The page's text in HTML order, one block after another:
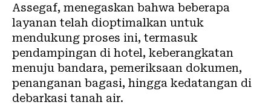
Assegaf, menegaskan bahwa beberapa
layanan telah dioptimalkan untuk
mendukung proses ini, termasuk
pendampingan di hotel, keberangkatan
menuju bandara, pemeriksaan dokumen,
penanganan bagasi, hingga kedatangan di
debarkasi tanah air.